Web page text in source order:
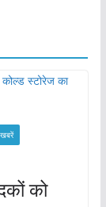
को